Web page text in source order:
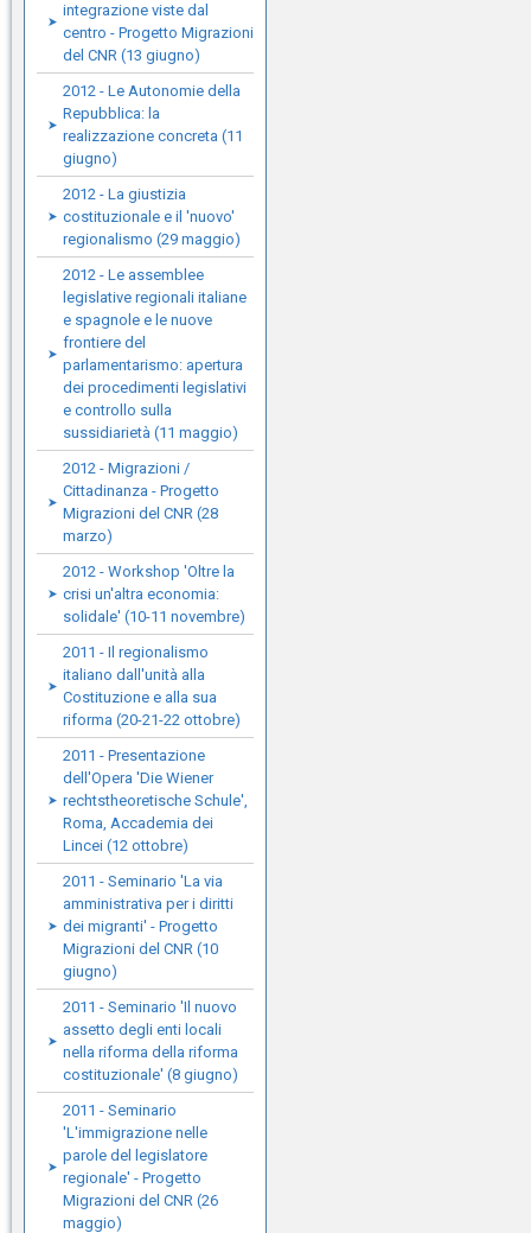
integrazione viste dal
centro - Progetto Migrazioni
del CNR (13 giugno)
2012 - Le Autonomie della
Repubblica: la
realizzazione concreta (11
giugno)
2012 - La giustizia
costituzionale e il 'nuovo'
regionalismo (29 maggio)
2012 - Le assemblee
legislative regionali italiane
e spagnole e le nuove
frontiere del
parlamentarismo: apertura
dei procedimenti legislativi
e controllo sulla
sussidiarietà (11 maggio)
2012 - Migrazioni /
Cittadinanza - Progetto
Migrazioni del CNR (28
marzo)
2012 - Workshop 'Oltre la
crisi un'altra economia:
solidale' (10-11 novembre)
2011 - Il regionalismo
italiano dall'unità alla
Costituzione e alla sua
riforma (20-21-22 ottobre)
2011 - Presentazione
dell'Opera 'Die Wiener
rechtstheoretische Schule',
Roma, Accademia dei
Lincei (12 ottobre)
2011 - Seminario 'La via
amministrativa per i diritti
dei migranti' - Progetto
Migrazioni del CNR (10
giugno)
2011 - Seminario 'Il nuovo
assetto degli enti locali
nella riforma della riforma
costituzionale' (8 giugno)
2011 - Seminario
'L'immigrazione nelle
parole del legislatore
regionale' - Progetto
Migrazioni del CNR (26
maggio)